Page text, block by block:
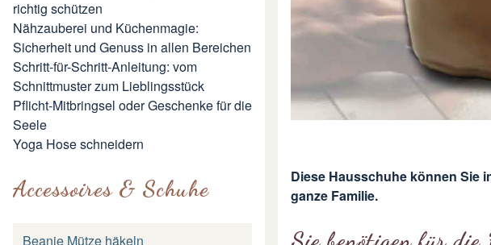
richtig schützen
Nähzauberei und Küchenmagie:
Sicherheit und Genuss in allen Bereichen
Schritt-für-Schritt-Anleitung: vom
Schnittmuster zum Lieblingsstück
Pflicht-Mitbringsel oder Geschenke für die
Seele
Yoga Hose schneidern
Accessoires & Schuhe
Beanie Mütze häkeln
Diese Hausschuhe können Sie
ganze Familie.